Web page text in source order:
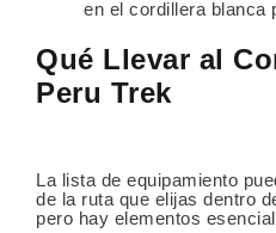
en el cordillera blanca
Qué Llevar al
Peru Trek
La lista de equipamiento
de la ruta que elijas dentro
pero hay elementos